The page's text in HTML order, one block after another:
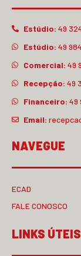
Estúdio: 49
Estúdio: 49
Comercial: 49
Recepção: 49
Financeiro: 49
Email:
NAVEGUE
ECAD
FALE CONOSCO
LINKS ÚTEIS